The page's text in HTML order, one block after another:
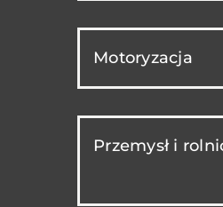
Motoryzacja
Przemysł i